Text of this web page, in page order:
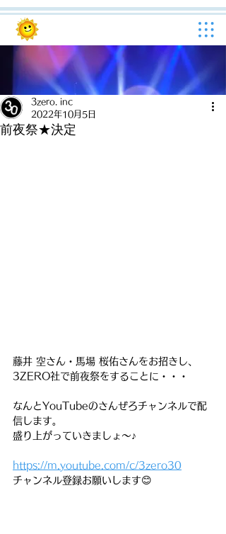
前夜祭★決定
3zero. inc
2022年10月5日
藤井 空さん・馬場 桜佑さんをお招きし、
3ZERO社で前夜祭をすることに・・・
なんとYouTubeのさんぜろチャンネルで配
信します。
盛り上がっていきましょ〜♪
https://m.youtube.com/c/3zero30
チャンネル登録お願いします😊